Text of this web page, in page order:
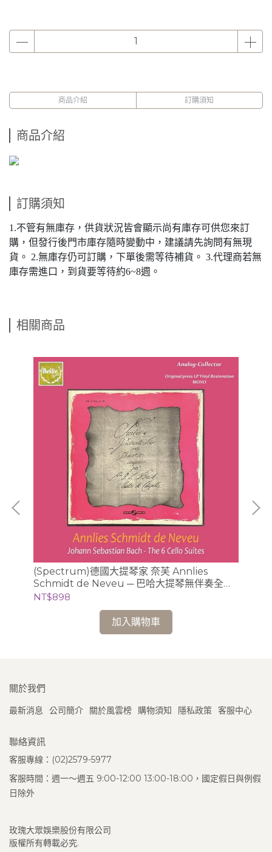
商品介紹 訂購須知
商品介紹
訂購須知
1.不管有無庫存，供貨狀況皆會顯示尚有庫存可供您來訂
購，但發行後門市庫存隨時變動中，建議請先詢問有無現
貨。 2.無庫存仍可訂購，下單後需等待補貨。 3.代理商若無
庫存需進口，到貨要等待約6~8週。
相關商品
(Spectrum)德國大提琴家 奈芙 Annlies
Schmidt de Neveu ─ 巴哈大提琴無伴奏全曲
錄音 2CD (Ducretet-Thomson版)
NT$898
加入購物車
關於我們
最新消息 公司簡介 關於風雲榜 購物須知 隱私政策 客服中心
聯絡資訊
客服專線：(02)2579-5977
客服時間：週一～週五 9:00-12:00 13:00-18:00，國定假日與例假
日除外
玫瑰大眾娛樂股份有限公司
版權所有轉載必究.